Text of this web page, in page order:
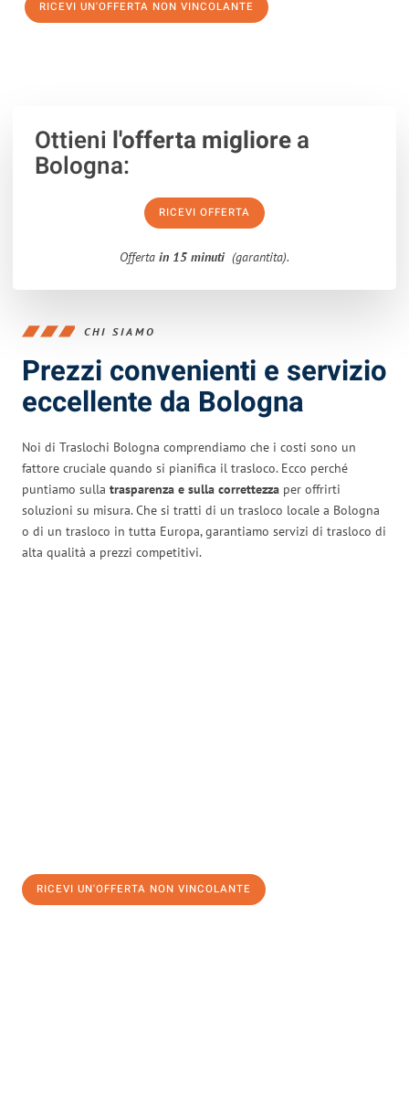
RICEVI UN'OFFERTA NON VINCOLANTE
Ottieni l'offerta migliorea
Bologna:
RICEVI OFFERTA
Offerta in 15 minuti (garantita).
CHI SIAMO
Prezzi convenienti e servizio
eccellente da Bologna
Noi di Traslochi Bologna comprendiamo che i costi sono un
fattore cruciale quando si pianifica il trasloco. Ecco perché
puntiamo sulla trasparenza e sulla correttezza per offrirti
soluzioni su misura. Che si tratti di un trasloco locale a Bologna
o di un trasloco in tutta Europa, garantiamo servizi di trasloco di
alta qualità a prezzi competitivi.
RICEVI UN'OFFERTA NON VINCOLANTE